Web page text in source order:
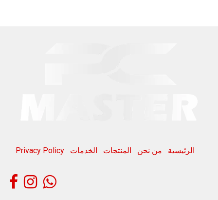
الرئيسية من نحن المنتجات الخدمات Privacy Policy